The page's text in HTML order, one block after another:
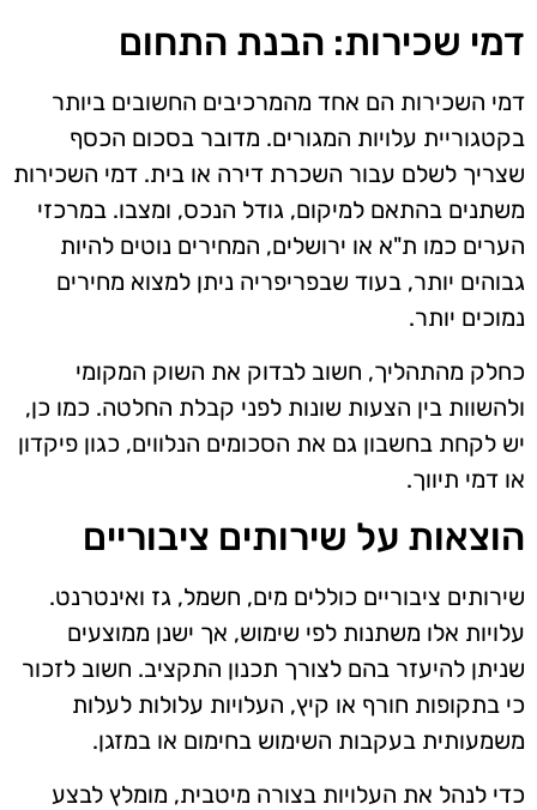
דמי שכירות: הבנת התחום
דמי השכירות הם אחד מהמרכיבים החשובים ביותר
בקטגוריית עלויות המגורים. מדובר בסכום הכסף
שצריך לשלם עבור השכרת דירה או בית. דמי השכירות
משתנים בהתאם למיקום, גודל הנכס, ומצבו. במרכזי
הערים כמו ת"א או ירושלים, המחירים נוטים להיות
גבוהים יותר, בעוד שבפריפריה ניתן למצוא מחירים
נמוכים יותר.
כחלק מהתהליך, חשוב לבדוק את השוק המקומי
ולהשוות בין הצעות שונות לפני קבלת החלטה. כמו כן,
יש לקחת בחשבון גם את הסכומים הנלווים, כגון פיקדון
או דמי תיווך.
הוצאות על שירותים ציבוריים
שירותים ציבוריים כוללים מים, חשמל, גז ואינטרנט.
עלויות אלו משתנות לפי שימוש, אך ישנן ממוצעים
שניתן להיעזר בהם לצורך תכנון התקציב. חשוב לזכור
כי בתקופות חורף או קיץ, העלויות עלולות לעלות
משמעותית בעקבות השימוש בחימום או במזגן.
כדי לנהל את העלויות בצורה מיטבית, מומלץ לבצע